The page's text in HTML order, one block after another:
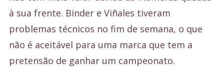
à sua frente. Binder e Viñales tiveram
problemas técnicos no fim de semana, o que
não é aceitável para uma marca que tem a
pretensão de ganhar um campeonato.